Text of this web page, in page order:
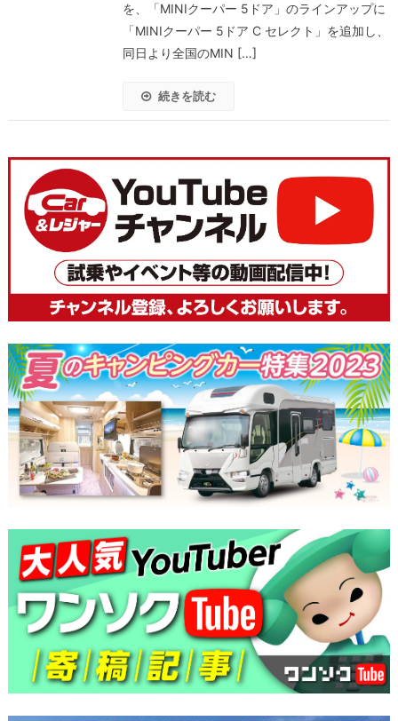
を、「MINIクーパー 5ドア」のラインアップに
「MINIクーパー 5ドア C セレクト」を追加し、
同日より全国のMIN […]
続きを読む